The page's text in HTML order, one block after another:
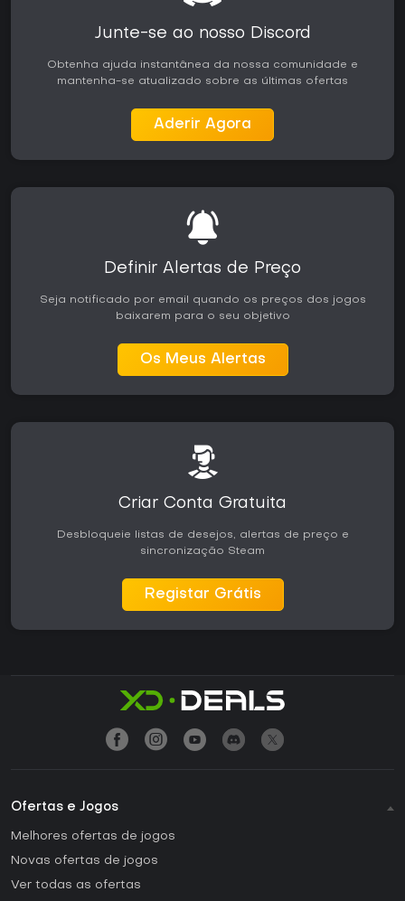
Junte-se ao nosso Discord
Obtenha ajuda instantânea da nossa comunidade e
mantenha-se atualizado sobre as últimas ofertas
Aderir Agora
Definir Alertas de Preço
Seja notificado por email quando os preços dos jogos
baixarem para o seu objetivo
Os Meus Alertas
Criar Conta Gratuita
Desbloqueie listas de desejos, alertas de preço e
sincronização Steam
Registar Grátis
Ofertas e Jogos
Melhores ofertas de jogos
Novas ofertas de jogos
Ver todas as ofertas